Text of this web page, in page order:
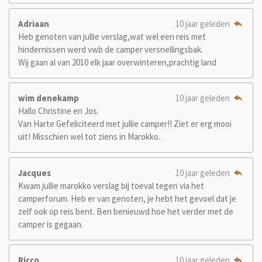
Adriaan
10 jaar geleden
Heb genoten van jullie verslag,wat wel een reis met
hindernissen werd vwb de camper versnellingsbak.
Wij gaan al van 2010 elk jaar overwinteren,prachtig land
wim denekamp
10 jaar geleden
Hallo Christine en Jos.
Van Harte Gefeliciteerd met jullie camper!! Ziet er erg mooi
uit! Misschien wel tot ziens in Marokko.
Jacques
10 jaar geleden
Kwam jullie marokko verslag bij toeval tegen via het
camperforum. Heb er van genoten, je hebt het gevoel dat je
zelf ook op reis bent. Ben benieuwd hoe het verder met de
camper is gegaan.